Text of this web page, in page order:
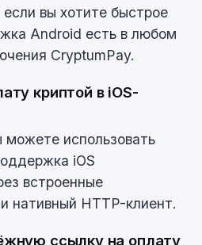
вы хотите быстрое
Android есть в любом
CryptumPay.
криптой в iOS-
можете использовать
iOS
встроенные
нативный HTTP-клиент.
ссылку на оплату